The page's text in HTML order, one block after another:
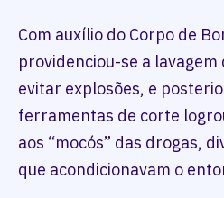
Com auxílio do Corpo de
providenciou-se a
evitar explosões, e
ferramentas de corte
aos “mocós” das drogas,
que acondicionavam o